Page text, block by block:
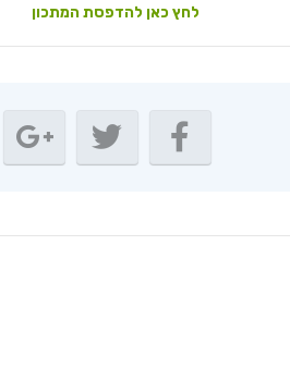
לחץ כאן להדפסת המתכון